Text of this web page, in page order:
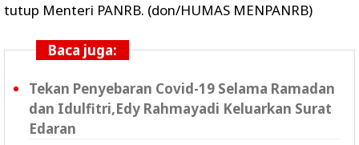
tutup Menteri PANRB. (don/HUMAS MENPANRB)
Baca juga:
Tekan Penyebaran Covid-19 Selama Ramadan
dan Idulfitri,Edy Rahmayadi Keluarkan Surat
Edaran